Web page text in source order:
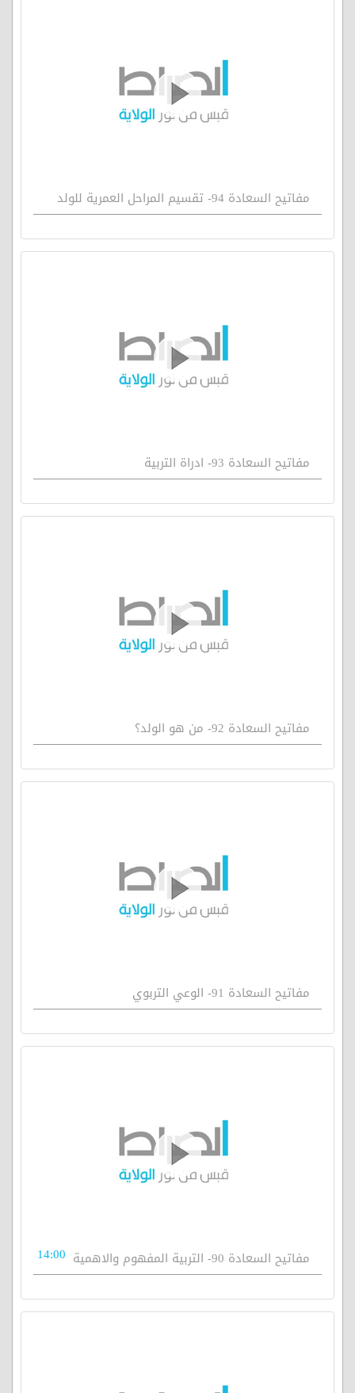
مفاتيح السعادة 94- تقسيم المراحل العمرية للولد
مفاتيح السعادة 93- ادراة التربية
مفاتيح السعادة 92- من هو الولد؟
مفاتيح السعادة 91- الوعي التربوي
مفاتيح السعادة 90- التربية المفهوم والاهمية 14:00